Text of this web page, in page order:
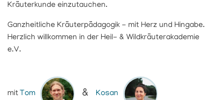
Kräuterkunde einzutauchen.
Ganzheitliche Kräuterpädagogik - mit Herz und Hingabe.
Herzlich willkommen in der Heil- & Wildkräuterakademie
e.V.
mitTom & Kosan